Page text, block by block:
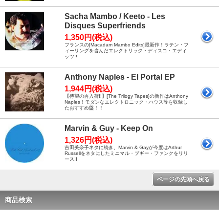
Sacha Mambo / Keeto - Les
Disques Superfriends
1,350円(税込)
フランスの[Macadam Mambo Edits]最新作！ラテン・フ
ィーリングを含んだエレクトリック・ディスコ・エディ
ッツ!!
Anthony Naples - El Portal EP
1,944円(税込)
【待望の再入荷!!】[The Trilogy Tapes]の新作はAnthony
Naples！モダンなエレクトロニック・ハウス等を収録し
たおすすめ盤！！
Marvin & Guy - Keep On
1,326円(税込)
吉田美奈子ネタに続き、Marvin & Gayが今度はArthur
Russellをネタにしたミニマル・ブギー・ファンクをリリ
ース!!
ページの先頭へ戻る
商品検索